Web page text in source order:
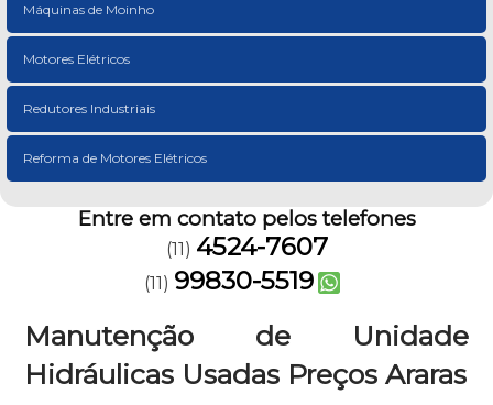
Máquinas de Moinho
Motores Elétricos
Redutores Industriais
Reforma de Motores Elétricos
Entre em contato pelos telefones
(11) 4524-7607
(11) 99830-5519
Manutenção de Unidade
Hidráulicas Usadas Preços Araras